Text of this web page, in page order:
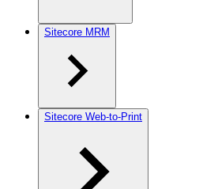
Sitecore MRM
Sitecore Web-to-Print